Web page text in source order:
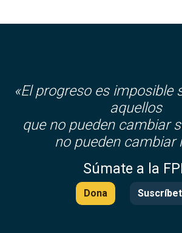
«El progreso es imposible
aquellos
que no pueden cambiar
no pueden cambiar
Súmate a la
Dona